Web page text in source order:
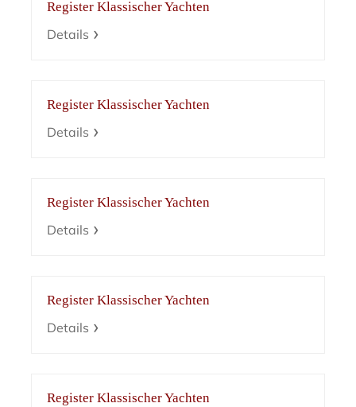
Register Klassischer Yachten
Details
Register Klassischer Yachten
Details
Register Klassischer Yachten
Details
Register Klassischer Yachten
Details
Register Klassischer Yachten